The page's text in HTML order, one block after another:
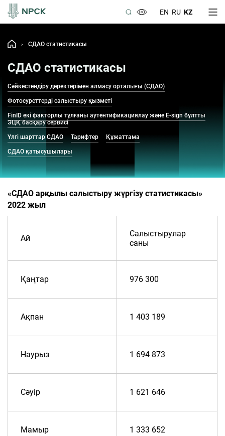
EN RU KZ
› СДАО статистикасы
СДАО статистикасы
Сәйкестендіру деректерімен алмасу орталығы (СДАО)
Фотосуреттерді салыстыру қызметі
FinID екі факторлы тұлғаны аутентификациялау және E-sign бұлтты
ЭЦҚ басқару сервисі
Үлгі шарттар СДАО Тарифтер Құжаттама
СДАО қатысушылары
«СДАО арқылы салыстыру жүргізу статистикасы»
2022 жыл
Ай
Салыстырулар
саны
Қаңтар 976 300
Ақпан 1 403 189
Наурыз 1 694 873
Сәуір 1 621 646
Мамыр 1 333 652